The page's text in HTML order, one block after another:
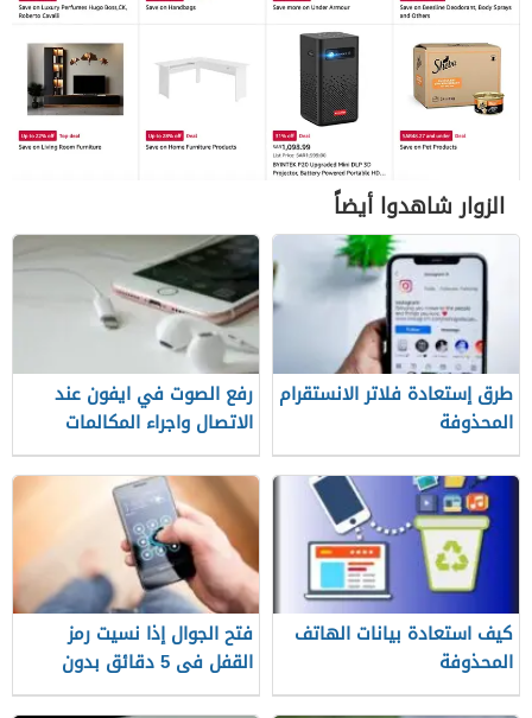
الزوار شاهدوا أيضاً
طرق إستعادة فلاتر الانستقرام
المحذوفة
رفع الصوت في ايفون عند
الاتصال واجراء المكالمات
بطريقة سهلة
كيف استعادة بيانات الهاتف
المحذوفة
فتح الجوال إذا نسيت رمز
القفل فى 5 دقائق بدون
فورمات